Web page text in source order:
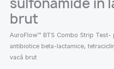
brut
AuroFlow™ BTS Combo Strip
antibiotice beta-lactamice,
vacă brut